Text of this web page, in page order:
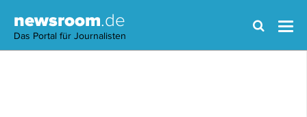
newsroom.de
Das Portal für Journalisten